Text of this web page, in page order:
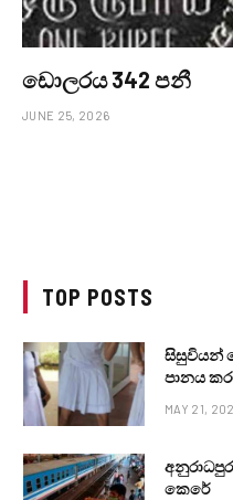
ඩොලරය 342 පනී
JUNE 25, 2026
TOP POSTS
සිසුවියන්
පානය
MAY 21,
කෙරේ